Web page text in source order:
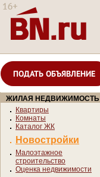
ПОДАТЬ ОБЪЯВЛЕНИЕ
ЖИЛАЯ НЕДВИЖИМОСТЬ
Квартиры
Комнаты
Каталог ЖК
Новостройки
Малоэтажное
строительство
Оценка недвижимости